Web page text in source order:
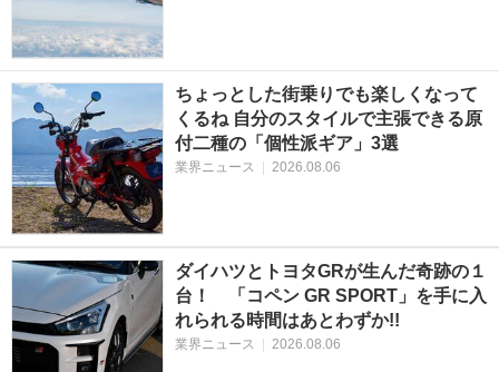
ちょっとした街乗りでも楽しくなって
くるね 自分のスタイルで主張できる原
付二種の「個性派ギア」3選
業界ニュース | 2026.08.06
ダイハツとトヨタGRが生んだ奇跡の１
台！ 「コペン GR SPORT」を手に入
れられる時間はあとわずか!!
業界ニュース | 2026.08.06